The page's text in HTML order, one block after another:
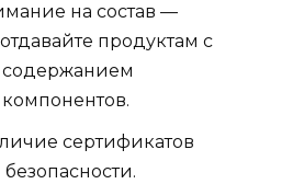
на состав —
продуктам с
сертификатов